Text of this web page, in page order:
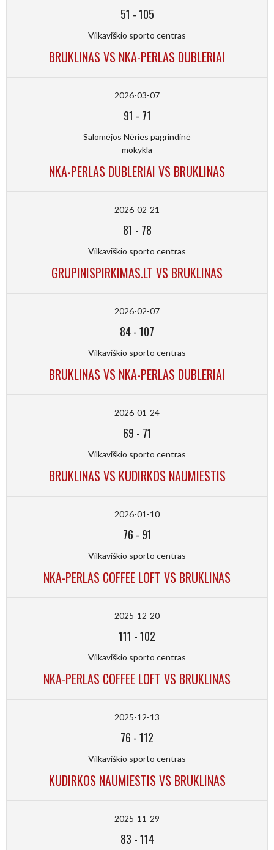
51 -105
Vilkaviškio sporto centras
BRUKLINAS VS NKA-PERLAS DUBLERIAI
2026-03-07
91 - 71
Salomėjos Nėries pagrindinė
mokykla
NKA-PERLAS DUBLERIAI VS BRUKLINAS
2026-02-21
81 - 78
Vilkaviškio sporto centras
GRUPINISPIRKIMAS.LT VS BRUKLINAS
2026-02-07
84-107
Vilkaviškio sporto centras
BRUKLINAS VS NKA-PERLAS DUBLERIAI
2026-01-24
69 - 71
Vilkaviškio sporto centras
BRUKLINAS VS KUDIRKOS NAUMIESTIS
2026-01-10
76 - 91
Vilkaviškio sporto centras
NKA-PERLAS COFFEE LOFT VS BRUKLINAS
2025-12-20
111 -102
Vilkaviškio sporto centras
NKA-PERLAS COFFEE LOFT VS BRUKLINAS
2025-12-13
76 -112
Vilkaviškio sporto centras
KUDIRKOS NAUMIESTIS VS BRUKLINAS
2025-11-29
83 -114